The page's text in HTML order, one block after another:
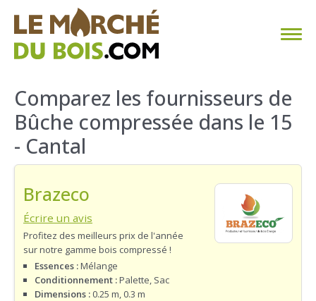
CHAUFFAGE AU BOIS
FAQ
CALCULER SA CONSOMMATION
TROUVER SON FOURNISSEUR
BLOG
ESPACE PRO
Comparez les fournisseurs de
Bûche compressée dans le 15
- Cantal
Brazeco
Écrire un avis
Profitez des meilleurs prix de l'année
sur notre gamme bois compressé !
Essences :Mélange
Conditionnement :Palette, Sac
Dimensions : 0.25 m, 0.3 m